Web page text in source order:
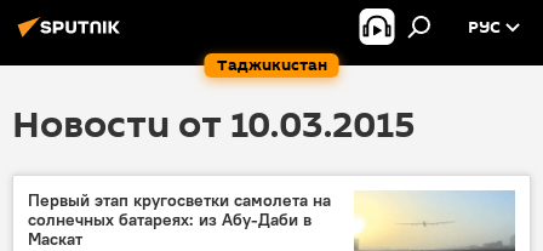
Таджикистан
РУС
Новости от 10.03.2015
Первый этап кругосветки самолета на
солнечных батареях: из Абу-Даби в
Маскат